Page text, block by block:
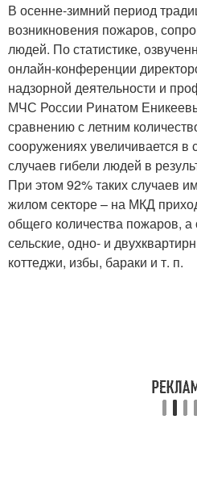
В осенне-зимний период
возникновения пожаров,
людей. По статистике,
онлайн-конференции
надзорной деятельности и
МЧС России Ринатом
сравнению с летним
сооружениях увеличивается в
случаев гибели людей в
При этом 92% таких случаев
жилом секторе – на МКД
общего количества пожаров,
сельские, одно- и
коттеджи, избы, бараки и т. п.